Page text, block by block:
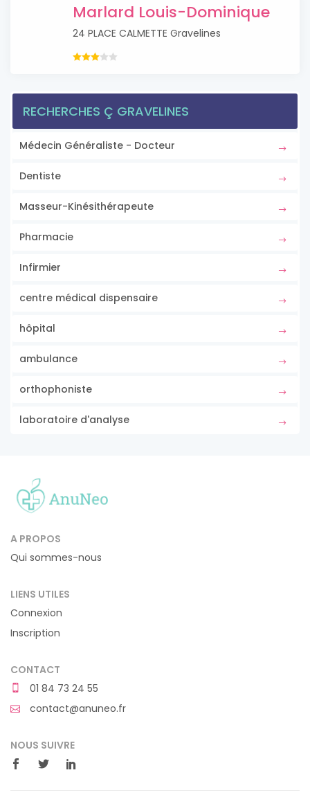
Marlard Louis-Dominique
24 PLACE CALMETTE Gravelines
RECHERCHES Ç GRAVELINES
Médecin Généraliste - Docteur
Dentiste
Masseur-Kinésithérapeute
Pharmacie
Infirmier
centre médical dispensaire
hôpital
ambulance
orthophoniste
laboratoire d'analyse
A PROPOS
Qui sommes-nous
LIENS UTILES
Connexion
Inscription
CONTACT
01 84 73 24 55
contact@anuneo.fr
NOUS SUIVRE